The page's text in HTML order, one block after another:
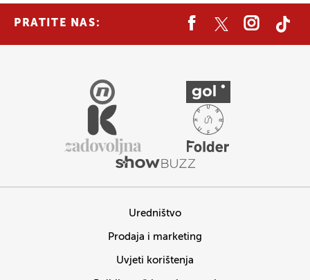
PRATITE NAS:
Uredništvo
Prodaja i marketing
Uvjeti korištenja